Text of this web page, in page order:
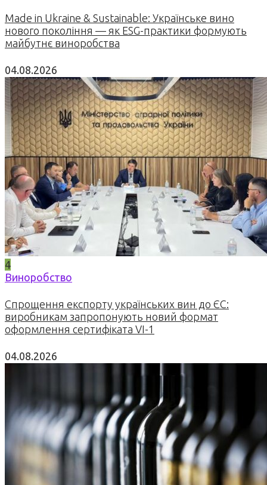
Made in Ukraine & Sustainable: Українське вино
нового покоління — як ESG-практики формують
майбутнє виноробства
04.08.2026
4
Виноробство
Спрощення експорту українських вин до ЄС:
виробникам запропонують новий формат
оформлення сертифіката VI-1
04.08.2026